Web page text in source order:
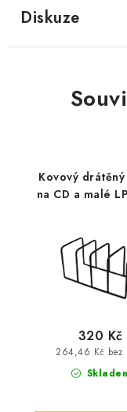
Diskuze
Kovový
na CD a malé
264,46 Kč bez
320 Kč